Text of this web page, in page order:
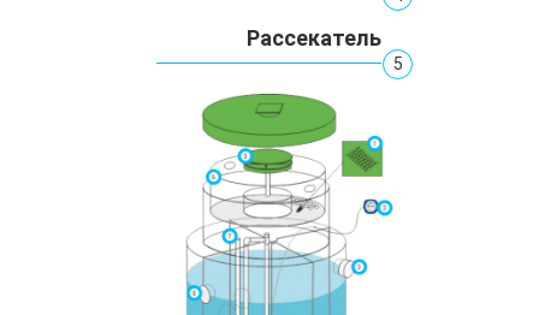
Рассекатель
5